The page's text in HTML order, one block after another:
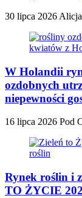
30 lipca 2026
W Holandii
ozdobnych
niepewności
16 lipca 2026 Pod
Rynek roślin i
TO ŻYCIE